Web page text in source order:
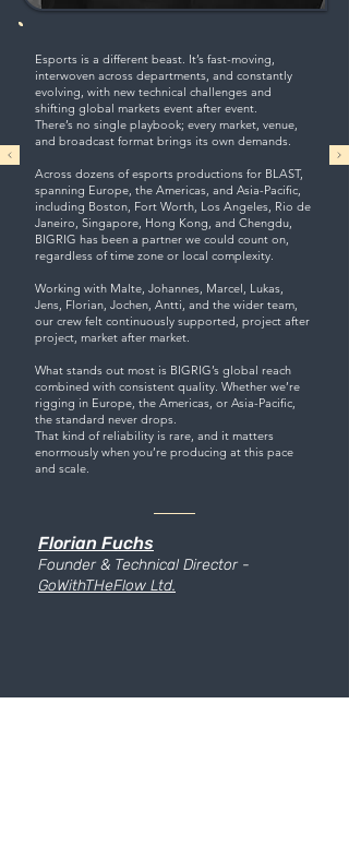
Esports is a different beast. It’s fast-moving,
interwoven across departments, and constantly
evolving, with new technical challenges and
shifting global markets event after event.
There’s no single playbook; every market, venue,
and broadcast format brings its own demands.
Across dozens of esports productions for BLAST,
spanning Europe, the Americas, and Asia-Pacific,
including Boston, Fort Worth, Los Angeles, Rio de
Janeiro, Singapore, Hong Kong, and Chengdu,
BIGRIG has been a partner we could count on,
regardless of time zone or local complexity.
Working with Malte, Johannes, Marcel, Lukas,
Jens, Florian, Jochen, Antti, and the wider team,
our crew felt continuously supported, project after
project, market after market.
What stands out most is BIGRIG’s global reach
combined with consistent quality. Whether we’re
rigging in Europe, the Americas, or Asia-Pacific,
the standard never drops.
That kind of reliability is rare, and it matters
enormously when you’re producing at this pace
and scale.
Florian Fuchs
Founder & Technical Director-
GoWithTHeFlow Ltd.